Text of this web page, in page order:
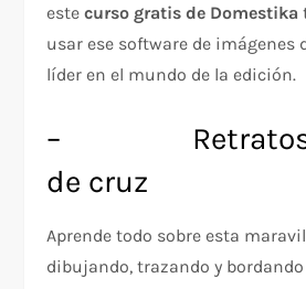
estecurso gratis de Domestika
usar ese software de imágenes
líder en el mundo de la edición.
– Retratos
de cruz
Aprende todo sobre esta
dibujando, trazando y